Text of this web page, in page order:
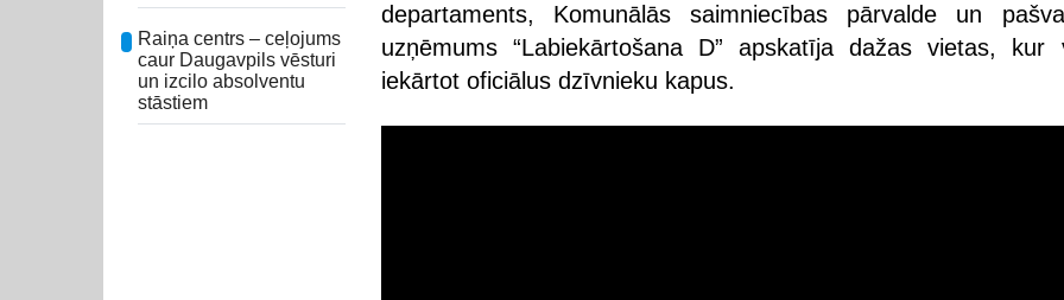
Raiņa centrs – ceļojums
caur Daugavpils vēsturi
un izcilo absolventu
stāstiem
departaments, Komunālās saimniecības pārvalde un
uzņēmums “Labiekārtošana D” apskatīja dažas vietas, kur
iekārtot oficiālus dzīvnieku kapus.